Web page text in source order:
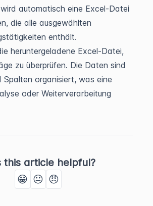
automatisch eine Excel-Datei
die alle ausgewählten
enthält.
heruntergeladene Excel-Datei,
zu überprüfen. Die Daten sind
Spalten organisiert, was eine
oder Weiterverarbeitung
this article helpful?
😁 😐 😠